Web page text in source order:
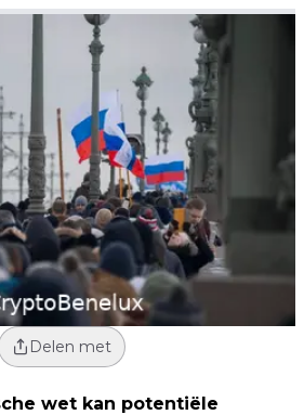
Delen met
wet kan potentiële